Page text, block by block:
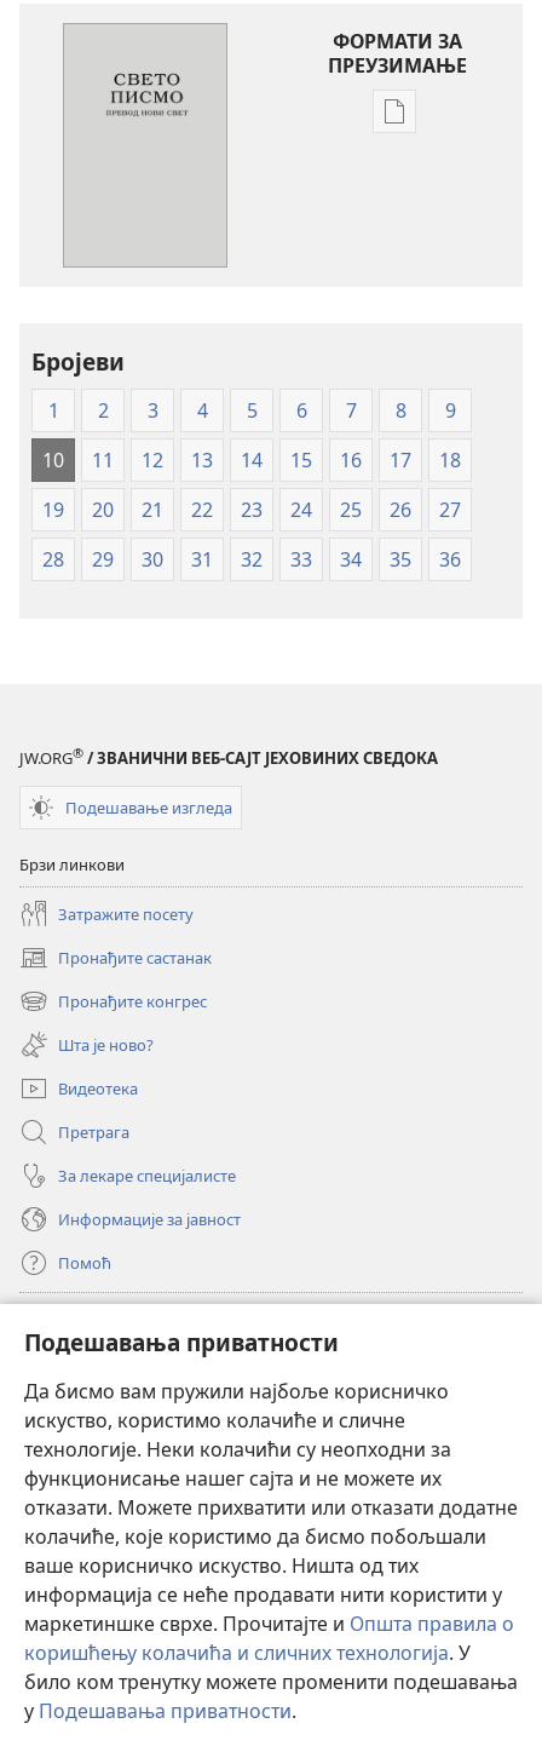
Подешавања приватности
Да бисмо вам пружили најбоље корисничко
искуство, користимо колачиће и сличне
технологије. Неки колачићи су неопходни за
функционисање нашег сајта и не можете их
отказати. Можете прихватити или отказати додатне
колачиће, које користимо да бисмо побољшали
ваше корисничко искуство. Ништа од тих
информација се неће продавати нити користити у
маркетиншке сврхе. Прочитајте и Општа правила о
коришћењу колачића и сличних технологија. У
било ком тренутку можете променити подешавања
у Подешавања приватности.
ФОРМАТИ ЗА
ПРЕУЗИМАЊЕ
Формати
Нови
свет
(меки
повез)
Бројеви
1 2 3 4 5 6 7 8
9
10
11 12 13 14 15 16 17
18
19
20 21 22 23 24 25 26
27
28
29 30 31 32 33 34 35 36
JW.ORG® / ЗВАНИЧНИ ВЕБ-САЈТ ЈЕХОВИНИХ СВЕДОКА
Подешавање изгледа
Брзи линкови
Затражите посету
Пронађите састанак
(отвара
нови
прозор)
Пронађите конгрес
(отвара
нови
прозор)
Шта је ново?
Видеотека
Претрага
За лекаре специјалисте
Информације за јавност
Помоћ
(отвара
нови
прозор)ОНЛАЈН БИБЛИОТЕКА Watchtower
(отвара
нови
прозор)JW Hub®
(отвара
нови
прозор)JW Library
Watchtower Library ®
Copyright© 2026 Watch Tower Bible and Tract Society of Pennsylvania.
ПРАВИЛА КОРИШЋЕЊА
ПРИВАТНОСТИ